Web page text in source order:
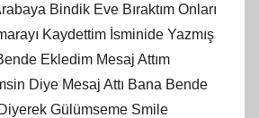
Bindik Eve Bıraktım Onları
Kaydettim İsminide Yazmış
Ekledim Mesaj Attım
Diye Mesaj Attı Bana Bende
Gülümseme Smile